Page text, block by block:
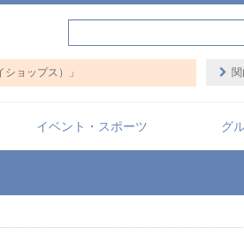
イベント・スポーツ グ